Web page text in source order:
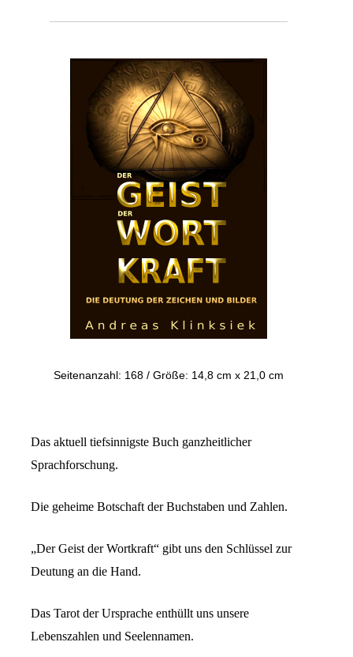
Seitenanzahl: 168 / Größe: 14,8 cm x 21,0 cm
Das aktuell tiefsinnigste Buch ganzheitlicher
Sprachforschung.
Die geheime Botschaft der Buchstaben und Zahlen.
„Der Geist der Wortkraft“ gibt uns den Schlüssel zur
Deutung an die Hand.
Das Tarot der Ursprache enthüllt uns unsere
Lebenszahlen und Seelennamen.